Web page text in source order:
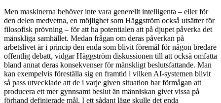
Men maskinerna behöverinte vara generellt intelligenta – eller för
den delen medvetna, en möjlighet som Häggström också utsätter för
filosofisk prövning – för att ha potentialen att på djupet påverka det
mänskliga samhället. Medan frågan om deras påverkan på
arbetslivet är i princip den enda som blivit föremål för någon bredare
offentlig debatt, vidgar Häggström diskussionen till att också omfatta
bland annat deras konsekvenser för mänskligt beslutsfattande. Man
kan exempelvis föreställa sig en framtid i vilken AI-systemen blivit
så pass utvecklade att de i varje given situation har förmågan att
producera ett mer gynnsamt beslut än människan givet vissa på
förhand definierade mål. I ett sådant läge skulle det enda